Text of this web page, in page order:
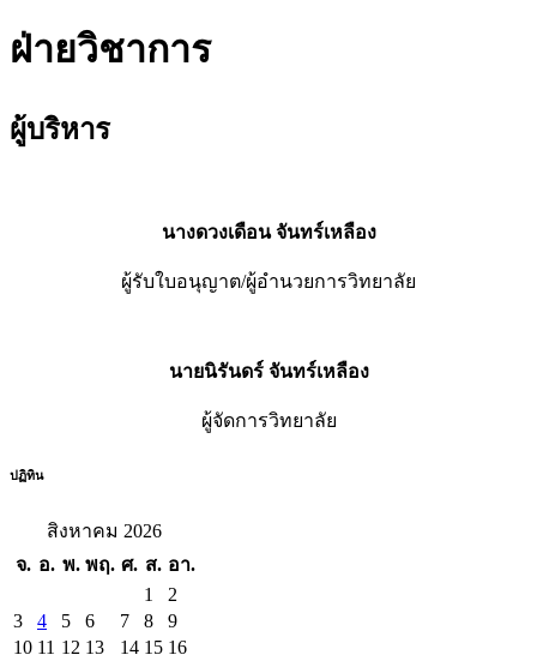
ฝ่ายวิชาการ
ผู้บริหาร
นางดวงเดือน จันทร์เหลือง
ผู้รับใบอนุญาต/ผู้อำนวยการวิทยาลัย
นายนิรันดร์ จันทร์เหลือง
ผู้จัดการวิทยาลัย
ปฏิทิน
สิงหาคม 2026
จ. อ. พ. พฤ. ศ. ส. อา.
1
2
3
4 5 6 7 8
9
10 11 12 13 14 15 16